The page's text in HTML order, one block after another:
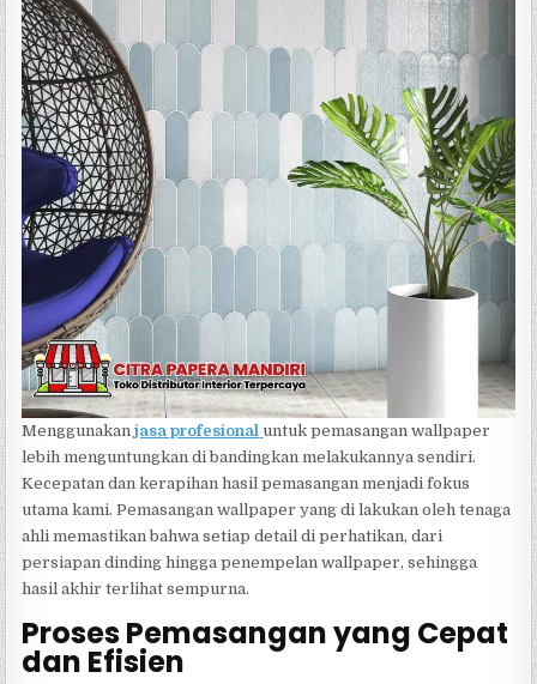
Menggunakanjasa profesional untuk pemasangan wallpaper
lebih menguntungkan di bandingkan melakukannya sendiri.
Kecepatan dan kerapihan hasil pemasangan menjadi fokus
utama kami. Pemasangan wallpaper yang di lakukan oleh tenaga
ahli memastikan bahwa setiap detail di perhatikan, dari
persiapan dinding hingga penempelan wallpaper, sehingga
hasil akhir terlihat sempurna.
Proses Pemasangan yang Cepat
dan Efisien